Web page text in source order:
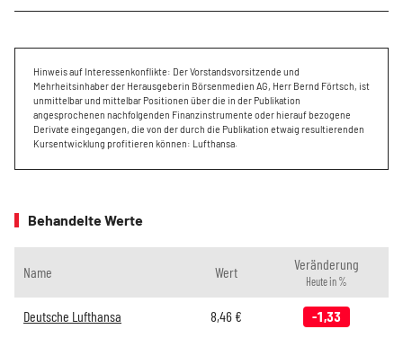
Hinweis auf Interessenkonflikte: Der Vorstandsvorsitzende und
Mehrheitsinhaber der Herausgeberin Börsenmedien AG, Herr Bernd Förtsch, ist
unmittelbar und mittelbar Positionen über die in der Publikation
angesprochenen nachfolgenden Finanzinstrumente oder hierauf bezogene
Derivate eingegangen, die von der durch die Publikation etwaig resultierenden
Kursentwicklung profitieren können: Lufthansa.
Behandelte Werte
Name Wert Veränderung
Heute in %
Deutsche Lufthansa 8,46 € -1,33